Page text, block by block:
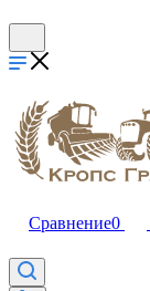
Сравнение0